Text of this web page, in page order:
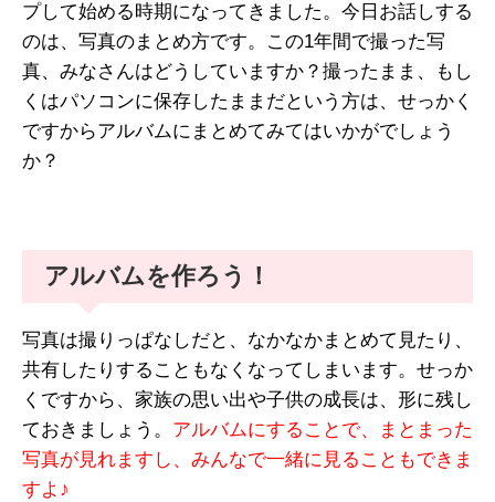
プして始める時期になってきました。今日お話しする
のは、写真のまとめ方です。この1年間で撮った写
真、みなさんはどうしていますか？撮ったまま、もし
くはパソコンに保存したままだという方は、せっかく
ですからアルバムにまとめてみてはいかがでしょう
か？
アルバムを作ろう！
写真は撮りっぱなしだと、なかなかまとめて見たり、
共有したりすることもなくなってしまいます。せっか
くですから、家族の思い出や子供の成長は、形に残し
ておきましょう。 アルバムにすることで、まとまった
写真が見れますし、みんなで一緒に見ることもできま
すよ♪